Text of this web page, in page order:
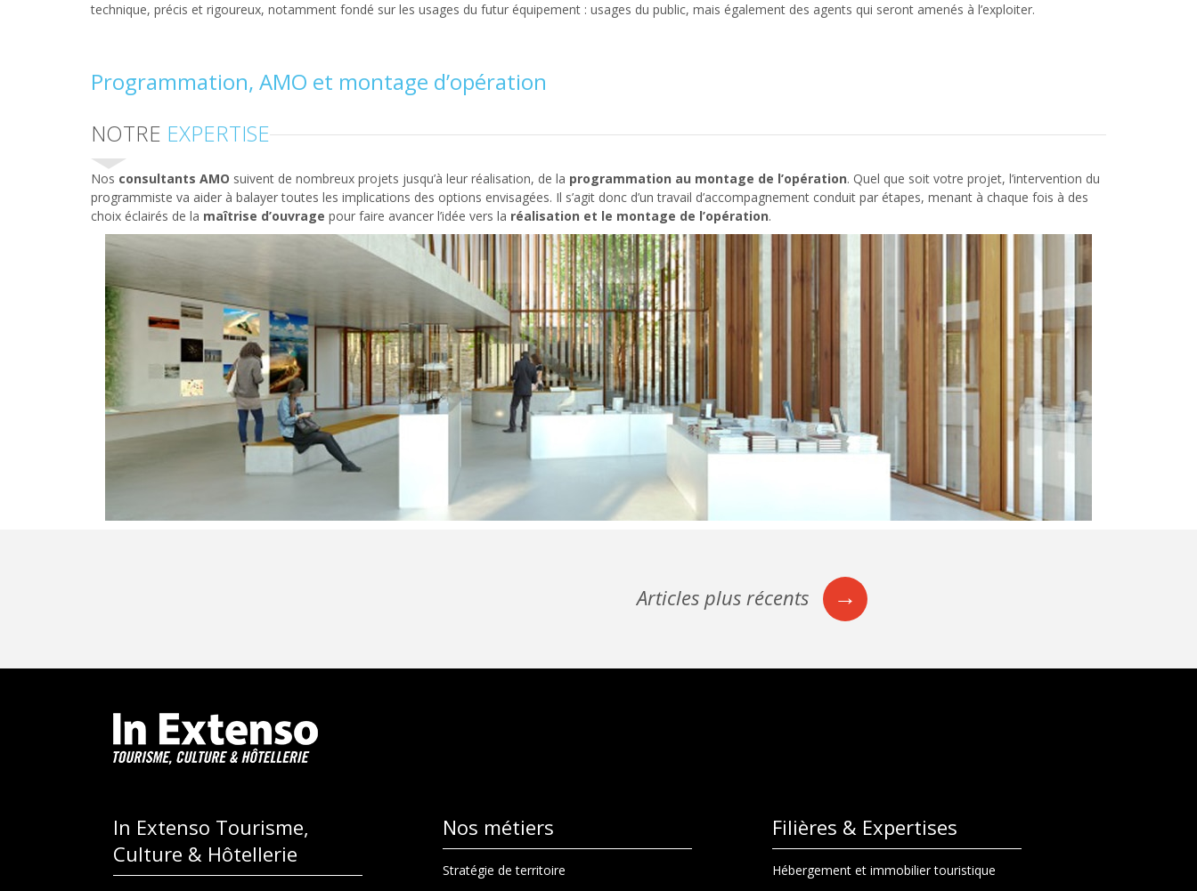
technique, précis et rigoureux, notamment fondé sur les usages du futur équipement : usages du public, mais également des agents qui seront amenés à l’exploiter.
Programmation, AMO et montage d’opération
NOTRE EXPERTISE
Nos consultants AMO suivent de nombreux projets jusqu’à leur réalisation, de la programmation au montage de l’opération. Quel que soit votre projet, l’intervention du
programmiste va aider à balayer toutes les implications des options envisagées. Il s’agit donc d’un travail d’accompagnement conduit par étapes, menant à chaque fois à des
choix éclairés de la maîtrise d’ouvrage pour faire avancer l’idée vers la réalisation et le montage de l’opération.
des
articles
Articles plus récents →
In Extenso Tourisme,
Culture & Hôtellerie
Nos métiers
Stratégie de territoire
Filières & Expertises
Hébergement et immobilier touristique